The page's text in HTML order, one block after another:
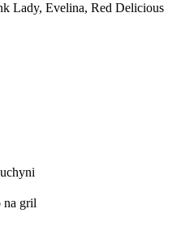
Lady, Evelina, Red Delicious